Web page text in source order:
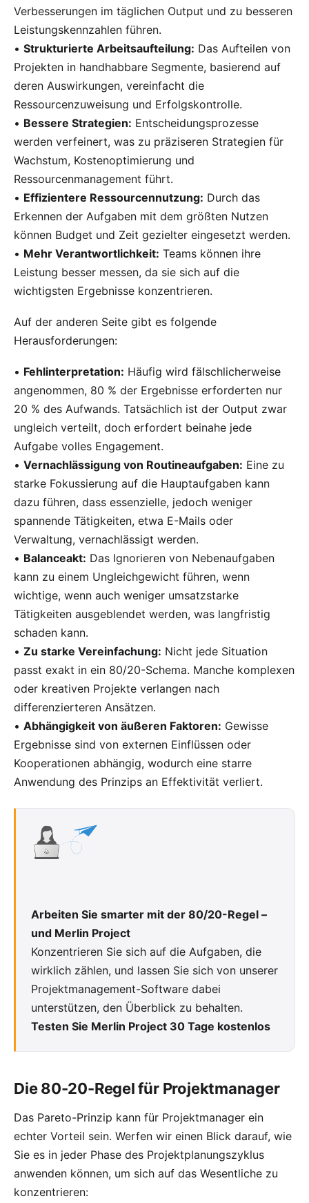
Verbesserungen im täglichen Output und zu besseren
Leistungskennzahlen führen.
• Strukturierte Arbeitsaufteilung: Das Aufteilen von
Projekten in handhabbare Segmente, basierend auf
deren Auswirkungen, vereinfacht die
Ressourcenzuweisung und Erfolgskontrolle.
• Bessere Strategien: Entscheidungsprozesse
werden verfeinert, was zu präziseren Strategien für
Wachstum, Kostenoptimierung und
Ressourcenmanagement führt.
• Effizientere Ressourcennutzung: Durch das
Erkennen der Aufgaben mit dem größten Nutzen
können Budget und Zeit gezielter eingesetzt werden.
• Mehr Verantwortlichkeit: Teams können ihre
Leistung besser messen, da sie sich auf die
wichtigsten Ergebnisse konzentrieren.
Auf der anderen Seite gibt es folgende
Herausforderungen:
• Fehlinterpretation: Häufig wird fälschlicherweise
angenommen, 80 % der Ergebnisse erforderten nur
20 % des Aufwands. Tatsächlich ist der Output zwar
ungleich verteilt, doch erfordert beinahe jede
Aufgabe volles Engagement.
• Vernachlässigung von Routineaufgaben: Eine zu
starke Fokussierung auf die Hauptaufgaben kann
dazu führen, dass essenzielle, jedoch weniger
spannende Tätigkeiten, etwa E-Mails oder
Verwaltung, vernachlässigt werden.
• Balanceakt: Das Ignorieren von Nebenaufgaben
kann zu einem Ungleichgewicht führen, wenn
wichtige, wenn auch weniger umsatzstarke
Tätigkeiten ausgeblendet werden, was langfristig
schaden kann.
• Zu starke Vereinfachung: Nicht jede Situation
passt exakt in ein 80/20-Schema. Manche komplexen
oder kreativen Projekte verlangen nach
differenzierteren Ansätzen.
• Abhängigkeit von äußeren Faktoren: Gewisse
Ergebnisse sind von externen Einflüssen oder
Kooperationen abhängig, wodurch eine starre
Anwendung des Prinzips an Effektivität verliert.
Arbeiten Sie smarter mit der 80/20-Regel –
und Merlin Project
Konzentrieren Sie sich auf die Aufgaben, die
wirklich zählen, und lassen Sie sich von unserer
Projektmanagement-Software dabei
unterstützen, den Überblick zu behalten.
Testen Sie Merlin Project 30 Tage kostenlos
Die 80-20-Regel für Projektmanager
Das Pareto-Prinzip kann für Projektmanager ein
echter Vorteil sein. Werfen wir einen Blick darauf, wie
Sie es in jeder Phase des Projektplanungszyklus
anwenden können, um sich auf das Wesentliche zu
konzentrieren: